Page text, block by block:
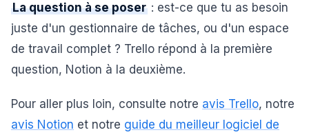
La question à se poser : est-ce que tu as besoin
juste d'un gestionnaire de tâches, ou d'un espace
de travail complet ? Trello répond à la première
question, Notion à la deuxième.
Pour aller plus loin, consulte notre avis Trello, notre
avis Notion et notre guide du meilleur logiciel de